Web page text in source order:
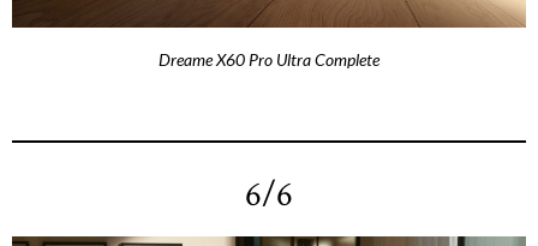
Dreame X60 Pro Ultra Complete
6/6